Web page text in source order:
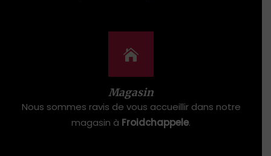
Magasin
Nous sommes ravis de vous accueillir dans notre
magasin à Froidchappele.